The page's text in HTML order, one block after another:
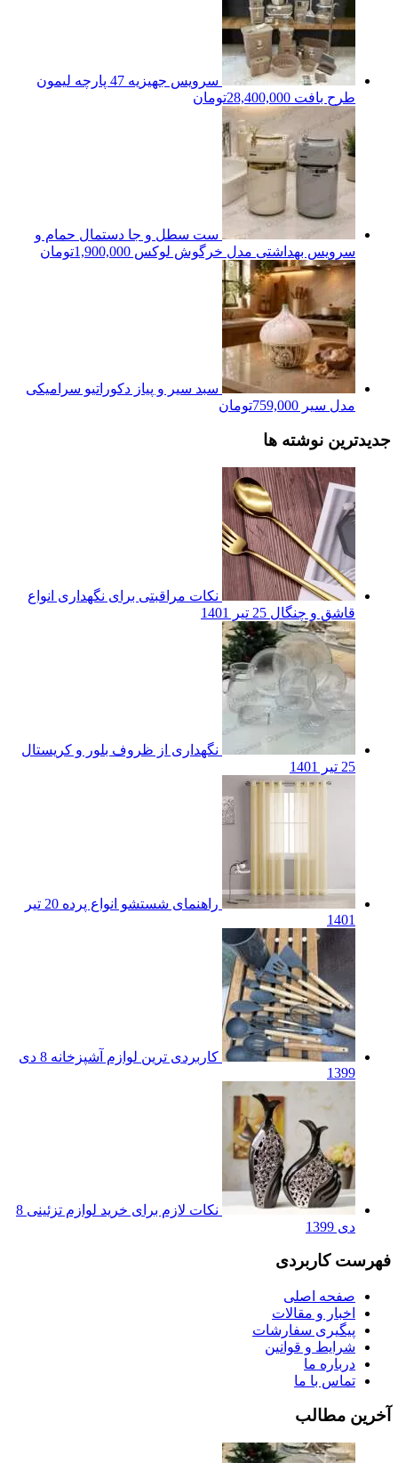
سرویس جهیزیه 47 پارچه لیمون
طرح بافت 28,400,000تومان
ست سطل و جا دستمال حمام و
سرویس بهداشتی مدل خرگوش لوکس 1,900,000تومان
سبد سیر و پیاز دکوراتیو سرامیکی
مدل سیر 759,000تومان
جدیدترین نوشته ها
نکات مراقبتی برای نگهداری انواع
قاشق و چنگال 25 تیر 1401
نگهداری از ظروف بلور و کریستال
25 تیر 1401
راهنمای شستشو انواع پرده
20 تیر
1401
کاربردی ترین لوازم آشپزخانه
8 دی
1399
نکات لازم برای خرید لوازم تزئینی 8
دی 1399
فهرست کاربردی
صفحه اصلی
اخبار و مقالات
پیگیری سفارشات
شرایط و قوانین
درباره ما
تماس با ما
آخرین مطالب